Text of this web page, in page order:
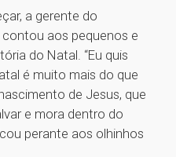
a gerente do
contou aos pequenos e
do Natal. “Eu quis
é muito mais do que
de Jesus, que
e mora dentro do
perante aos olhinhos